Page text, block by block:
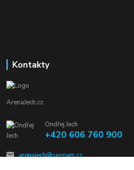
Kontakty
ArenaJech.cz
Ondřej Jech
+420 606 760 900
arenajech@seznam.cz